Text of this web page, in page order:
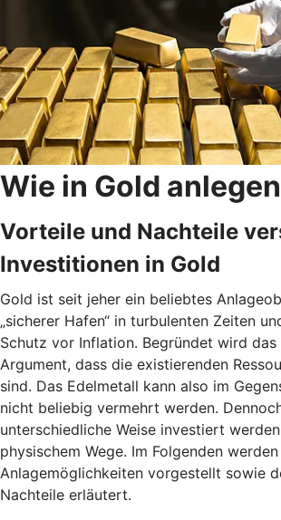
Wie in Gold
Vorteile und Nachteile
Investitionen in Gold
Gold ist seit jeher ein beliebtes
„sicherer Hafen“ in turbulenten Zeiten
Schutz vor Inflation. Begründet wird
Argument, dass die existierenden
sind. Das Edelmetall kann also im
nicht beliebig vermehrt werden.
unterschiedliche Weise investiert
physischem Wege. Im Folgenden
Anlagemöglichkeiten vorgestellt sowie
Nachteile erläutert.